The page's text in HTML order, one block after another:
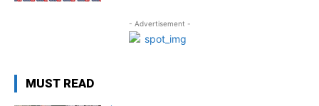
- Advertisement -
MUST READ